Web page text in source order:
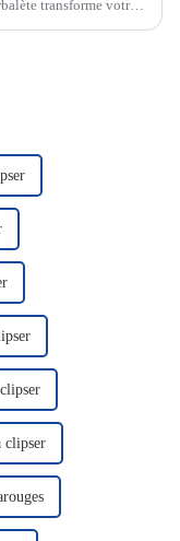
transforme votre
clipser